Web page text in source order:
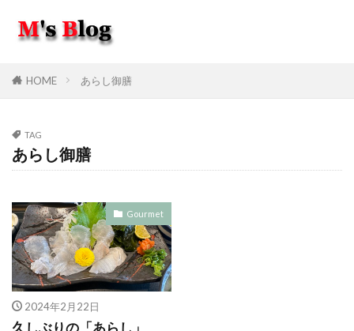
HOME あらし御膳
TAG
あらし御膳
Gourmet
2024年2月22日